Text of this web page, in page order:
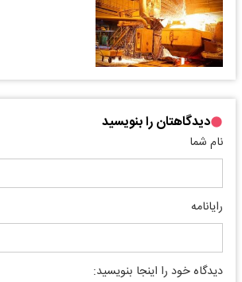
دیدگاهتان را بنویسید
نام شما
رایانامه
دیدگاه خود را اینجا بنویسید: